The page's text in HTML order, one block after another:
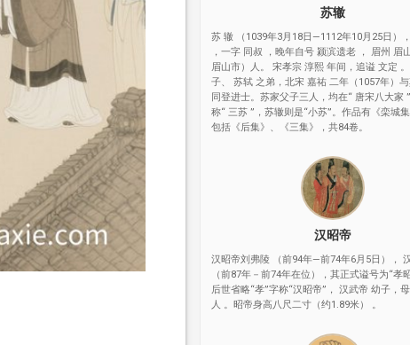
苏辙
苏 辙 （1039年3月18日—1112年10月25日）
，一字 同叔 ，晚年自号 颍滨遗老 ， 眉州 眉
眉山市）人。 宋孝宗 淳熙 年间，追谥 文定
子、 苏轼 之弟，北宋 嘉祐 二年（1057年）
同登进士。苏家父子三人，均在“ 唐宋八大家
称“ 三苏 ”，苏辙则是“小苏”。作品有《栾城
包括《后集》、《三集》，共84卷。
汉昭帝
汉昭帝刘弗陵 （前94年—前74年6月5日），
（前87年－前74年在位），其正式谥号为“孝
后世省略“孝”字称“汉昭帝”， 汉武帝 幼子，
人 。昭帝身高八尺二寸（约1.89米） 。